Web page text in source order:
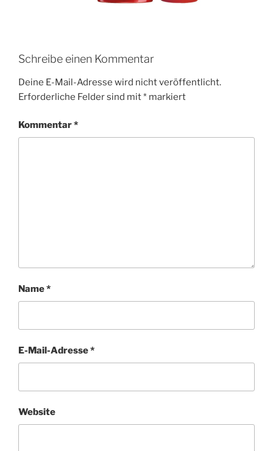
Schreibe einen Kommentar
Deine E-Mail-Adresse wird nicht veröffentlicht.
Erforderliche Felder sind mit* markiert
Kommentar*
Name*
E-Mail-Adresse*
Website